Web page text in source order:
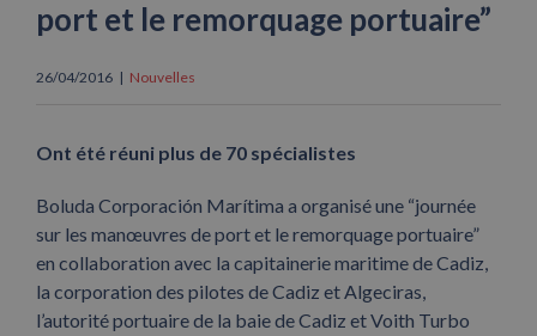
port et le remorquage portuaire”
26/04/2016 | Nouvelles
Ont été réuni plus de 70 spécialistes
Boluda Corporación Marítima a organisé une “journée
sur les manœuvres de port et le remorquage portuaire”
en collaboration avec la capitainerie maritime de Cadiz,
la corporation des pilotes de Cadiz et Algeciras,
l’autorité portuaire de la baie de Cadiz et Voith Turbo